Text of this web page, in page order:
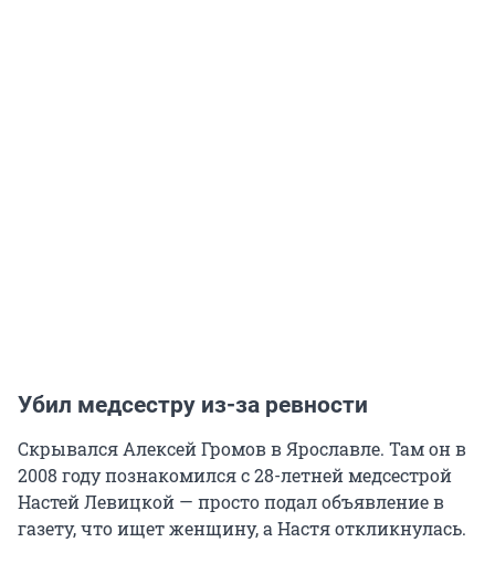
Убил медсестру из-за ревности
Скрывался Алексей Громов в Ярославле. Там он в
2008 году познакомился с 28-летней медсестрой
Настей Левицкой — просто подал объявление в
газету, что ищет женщину, а Настя откликнулась.